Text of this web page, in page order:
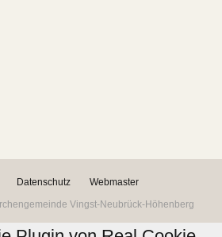
Vingst-Neubrück-Höhenberg
Datenschutz Webmaster